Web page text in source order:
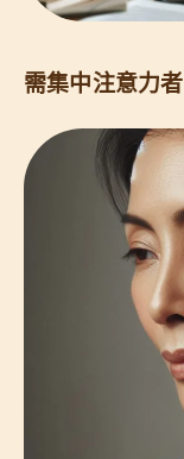
需集中注意力者